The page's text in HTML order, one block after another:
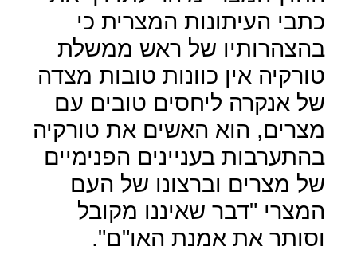
כתבי העיתונות המצרית כי
בהצהרותיו של ראש ממשלת
טורקיה אין כוונות טובות מצדה
של אנקרה ליחסים טובים עם
מצרים, הוא האשים את טורקיה
בהתערבות בעניינים הפנימיים
של מצרים וברצונו של העם
המצרי "דבר שאיננו מקובל
וסותר את אמנת האו"ם".